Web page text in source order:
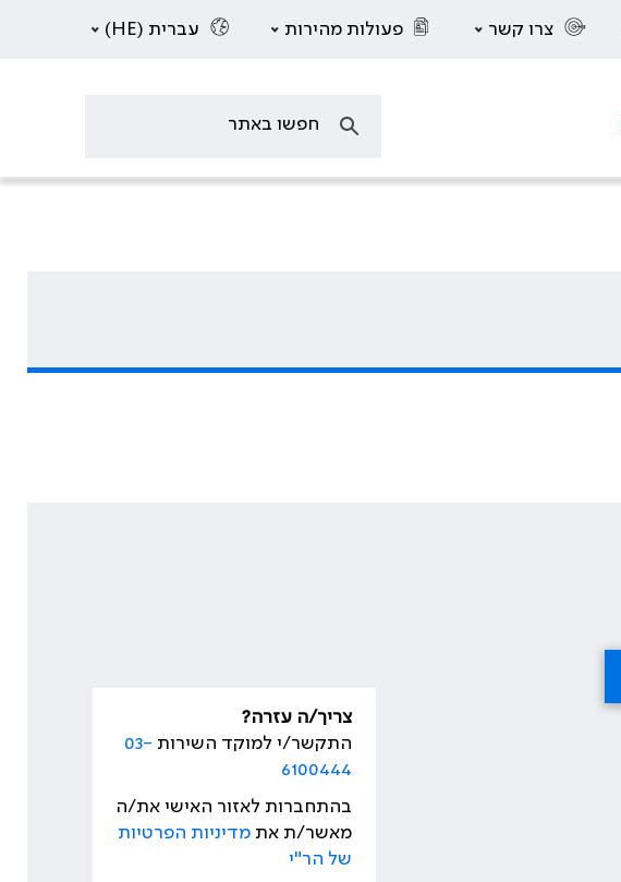
צרו קשר פעולות מהירות עברית (HE)
צריך/ה עזרה?
התקשר/י למוקד השירות 03-
6100444
בהתחברות לאזור האישי את/ה
מאשר/ת אתמדיניות הפרטיות
של הר"י